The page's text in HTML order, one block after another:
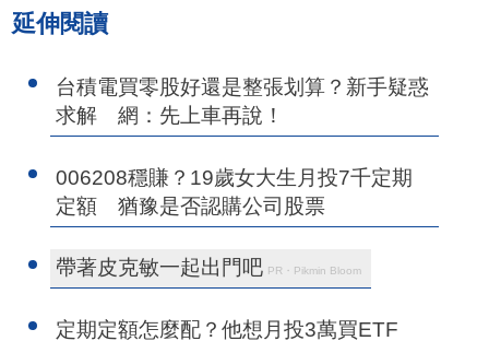
延伸閱讀
台積電買零股好還是整張划算？新手疑惑
求解 網：先上車再說！
006208穩賺？19歲女大生月投7千定期
定額 猶豫是否認購公司股票
帶著皮克敏一起出門吧 PR・Pikmin Bloom
定期定額怎麼配？他想月投3萬買ETF